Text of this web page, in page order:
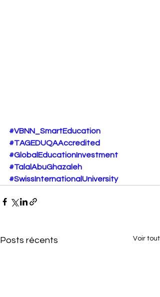
#VBNN_SmartEducation
#TAGEDUQAAccredited
#GlobalEducationInvestment
#TalalAbuGhazaleh
#SwissInternationalUniversity
Posts récents Voir tout